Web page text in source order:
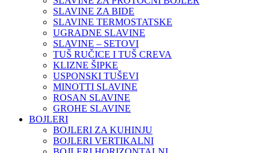
SLAVINE ZA BIDE
SLAVINE TERMOSTATSKE
UGRADNE SLAVINE
SLAVINE – SETOVI
TUŠ RUČICE I TUŠ CREVA
KLIZNE ŠIPKE
USPONSKI TUŠEVI
MINOTTI SLAVINE
ROSAN SLAVINE
GROHE SLAVINE
BOJLERI
BOJLERI ZA KUHINJU
BOJLERI VERTIKALNI